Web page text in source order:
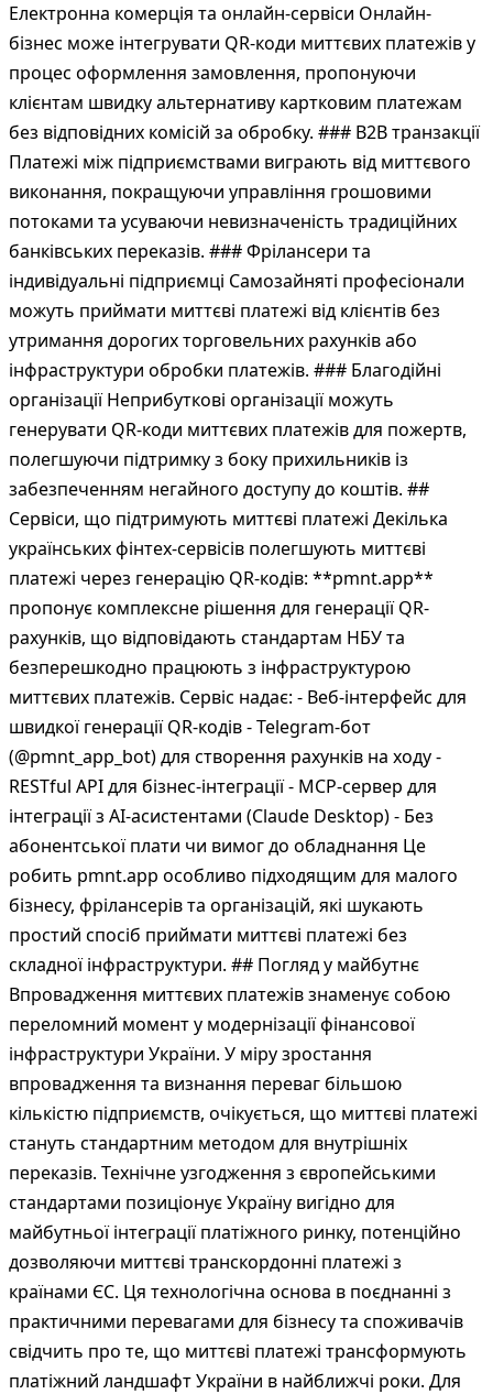
Електронна комерція та онлайн-сервіси Онлайн-
бізнес може інтегрувати QR-коди миттєвих платежів у
процес оформлення замовлення, пропонуючи
клієнтам швидку альтернативу картковим платежам
без відповідних комісій за обробку. ### B2B транзакції
Платежі між підприємствами виграють від миттєвого
виконання, покращуючи управління грошовими
потоками та усуваючи невизначеність традиційних
банківських переказів. ### Фрілансери та
індивідуальні підприємці Самозайняті професіонали
можуть приймати миттєві платежі від клієнтів без
утримання дорогих торговельних рахунків або
інфраструктури обробки платежів. ### Благодійні
організації Неприбуткові організації можуть
генерувати QR-коди миттєвих платежів для пожертв,
полегшуючи підтримку з боку прихильників із
забезпеченням негайного доступу до коштів. ##
Сервіси, що підтримують миттєві платежі Декілька
українських фінтех-сервісів полегшують миттєві
платежі через генерацію QR-кодів: **pmnt.app**
пропонує комплексне рішення для генерації QR-
рахунків, що відповідають стандартам НБУ та
безперешкодно працюють з інфраструктурою
миттєвих платежів. Сервіс надає: - Веб-інтерфейс для
швидкої генерації QR-кодів - Telegram-бот
(@pmnt_app_bot) для створення рахунків на ходу -
RESTful API для бізнес-інтеграції - MCP-сервер для
інтеграції з AI-асистентами (Claude Desktop) - Без
абонентської плати чи вимог до обладнання Це
робить pmnt.app особливо підходящим для малого
бізнесу, фрілансерів та організацій, які шукають
простий спосіб приймати миттєві платежі без
складної інфраструктури. ## Погляд у майбутнє
Впровадження миттєвих платежів знаменує собою
переломний момент у модернізації фінансової
інфраструктури України. У міру зростання
впровадження та визнання переваг більшою
кількістю підприємств, очікується, що миттєві платежі
стануть стандартним методом для внутрішніх
переказів. Технічне узгодження з європейськими
стандартами позиціонує Україну вигідно для
майбутньої інтеграції платіжного ринку, потенційно
дозволяючи миттєві транскордонні платежі з
країнами ЄС. Ця технологічна основа в поєднанні з
практичними перевагами для бізнесу та споживачів
свідчить про те, що миттєві платежі трансформують
платіжний ландшафт України в найближчі роки. Для